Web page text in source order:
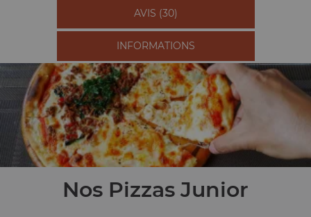
AVIS (30)
INFORMATIONS
Nos Pizzas Junior